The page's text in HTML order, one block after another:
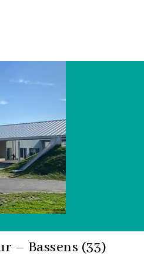
– Bassens (33)